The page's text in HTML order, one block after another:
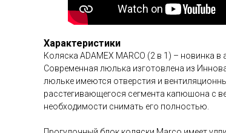
Характеристики
Коляска ADAMEX MARCO (2 в 1) – новинка в
Современная люлька изготовлена из
люльке имеются отверстия и
расстегивающегося сегмента капюшона с
необходимости снимать его полностью.